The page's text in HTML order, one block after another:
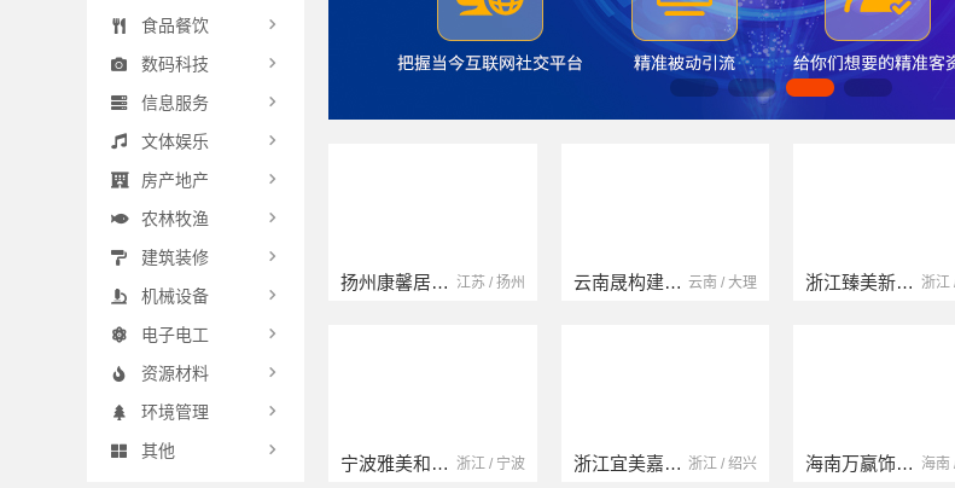
云南晟构建筑建材有限公司 云南 / 大理
浙江宜美嘉装饰工程有限公司 浙江 / 绍兴
浙江臻美新型建材有限公司 浙江 / 绍兴
海南万赢饰家新型建筑材料有限公司 海南 / 万宁
本地快装（湖北）科技有限公司 湖北
福建尚艺空间新材料科技有限公司 福建
食品餐饮
数码科技
信息服务
文体娱乐
房产地产
农林牧渔
建筑装修
机械设备
电子电工
资源材料
环境管理
其他